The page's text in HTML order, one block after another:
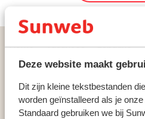
Deze website maakt
Dit zijn kleine tekstbestanden
worden geïnstalleerd als je
Standaard gebruiken we bij
Home Vacances Espagne
Puerto Santiago
Hôtel Barceló